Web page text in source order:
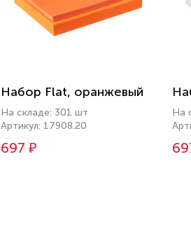
Набор Flat, оранжевый
На складе: 301 шт
Артикул: 17908.20
697 ₽
На